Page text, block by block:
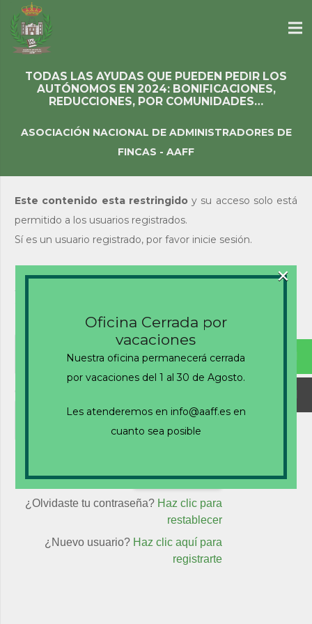
TODAS LAS AYUDAS QUE PUEDEN PEDIR LOS
AUTÓNOMOS EN 2024: BONIFICACIONES,
REDUCCIONES, POR COMUNIDADES…
ASOCIACIÓN NACIONAL DE ADMINISTRADORES DE
FINCAS - AAFF
Este contenido esta restringido y su acceso solo está
permitido a los usuarios registrados.
Sí es un usuario registrado, por favor inicie sesión.
Nombre de usuario o correo electrónico
¿Olvidaste tu contraseña? Haz clic para
restablecer
¿Nuevo usuario? Haz clic aquí para
registrarte
Oficina Cerrada por
vacaciones
Nuestra oficina permanecerá cerrada
por vacaciones del 1 al 30 de Agosto.
Les atenderemos en info@aaff.es en
cuanto sea posible
×